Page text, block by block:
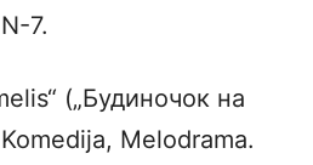
7.
(„Будиночок на
Melodrama.